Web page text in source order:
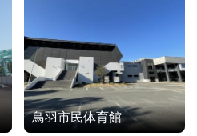
鳥羽市民体育館